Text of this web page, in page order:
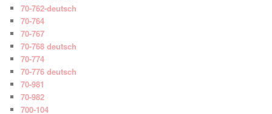
70-762-deutsch
70-764
70-767
70-768 deutsch
70-774
70-776 deutsch
70-981
70-982
700-104